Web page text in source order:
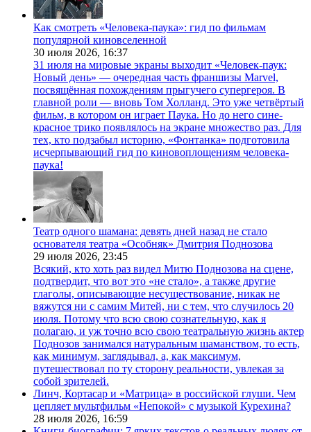
Как смотреть «Человека-паука»: гид по фильмам
популярной киновселенной
30 июля 2026, 16:37
31 июля на мировые экраны выходит «Человек-паук:
Новый день» — очередная часть франшизы Marvel,
посвящённая похождениям прыгучего супергероя. В
главной роли — вновь Том Холланд. Это уже четвёртый
фильм, в котором он играет Паука. Но до него сине-
красное трико появлялось на экране множество раз. Для
тех, кто подзабыл историю, «Фонтанка» подготовила
исчерпывающий гид по киновоплощениям человека-
паука!
Театр одного шамана: девять дней назад не стало
основателя театра «Особняк» Дмитрия Поднозова
29 июля 2026, 23:45
Всякий, кто хоть раз видел Митю Поднозова на сцене,
подтвердит, что вот это «не стало», а также другие
глаголы, описывающие несуществование, никак не
вяжутся ни с самим Митей, ни с тем, что случилось 20
июля. Потому что всю свою сознательную, как я
полагаю, и уж точно всю свою театральную жизнь актер
Поднозов занимался натуральным шаманством, то есть,
как минимум, заглядывал, а, как максимум,
путешествовал по ту сторону реальности, увлекая за
собой зрителей.
Линч, Кортасар и «Матрица» в российской глуши. Чем
цепляет мультфильм «Непокой» с музыкой Курехина?
28 июля 2026, 16:59